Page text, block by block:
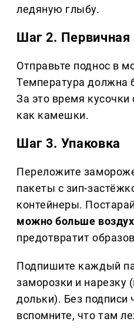
ледяную глыбу.
Шаг 2. Первичная
Отправьте поднос в
Температура должна
За это время
как камешки.
Шаг 3. Упаковка
Переложите
пакеты с зип-
контейнеры.
можно больше
предотвратит
Подпишите каждый
заморозки и нарезку
дольки). Без подписи
вспомните, что там